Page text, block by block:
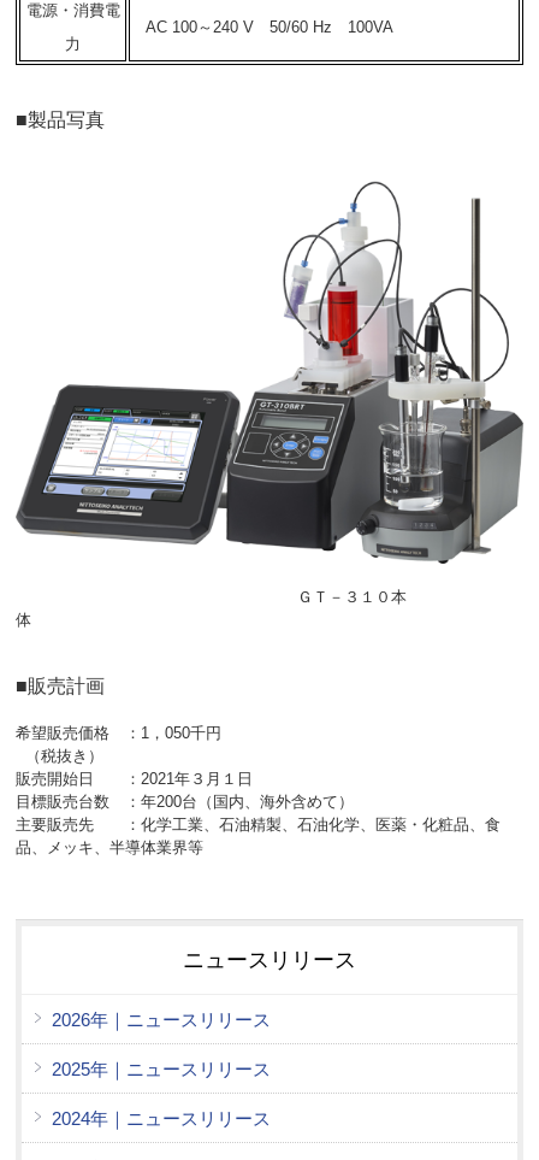
電源・消費電
力
AC 100～240 V 50/60 Hz 100VA
■製品写真
ＧＴ－３１０本
体
■販売計画
希望販売価格 ：1，050千円
（税抜き）
販売開始日 ：2021年３月１日
目標販売台数 ：年200台（国内、海外含めて）
主要販売先 ：化学工業、石油精製、石油化学、医薬・化粧品、食
品、メッキ、半導体業界等
ニュースリリース
2026年｜ニュースリリース
2025年｜ニュースリリース
2024年｜ニュースリリース